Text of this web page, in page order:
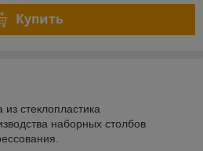
Купить
стеклопластика
наборных столбов